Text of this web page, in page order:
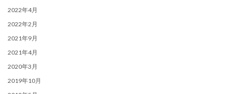
2022年4月
2022年2月
2021年9月
2021年4月
2020年3月
2019年10月